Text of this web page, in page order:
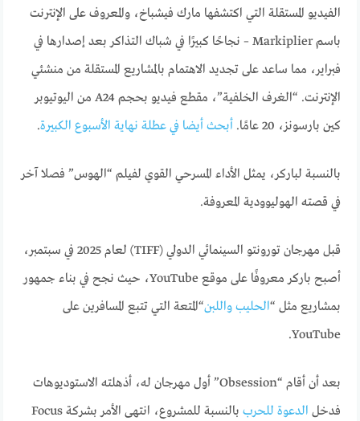
الفيديو المستقلة التي اكتشفها مارك فيشباخ، والمعروف على الإنترنت
باسم Markiplier – نجاحًا كبيرًا في شباك التذاكر بعد إصدارها في
فبراير، مما ساعد على تجديد الاهتمام بالمشاريع المستقلة من منشئي
الإنترنت. “الغرف الخلفية”، مقطع فيديو بحجم A24 من اليوتيوبر
كين بارسونز، 20 عامًا.
أبحث أيضا في عطلة نهاية الأسبوع الكبيرة.
بالنسبة لباركر، يمثل الأداء المسرحي القوي لفيلم “الهوس” فصلا آخر
في قصته الهوليوودية المعروفة.
قبل مهرجان تورونتو السينمائي الدولي (TIFF) لعام 2025 في سبتمبر،
أصبح باركر معروفًا على موقع YouTube، حيث نجح في بناء جمهور
بمشاريع مثل “الحليب واللبن“المتعة التي تتبع المسافرين على
YouTube.
بعد أن أقام “Obsession” أول مهرجان له، أذهلته الاستوديوهات
فدخل الدعوة للحرب
بالنسبة للمشروع، انتهى الأمر بشركة Focus